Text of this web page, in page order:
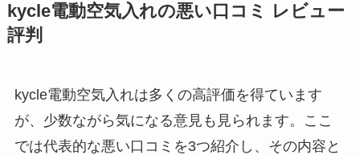
kycle電動空気入れの悪い口コミ レビュー
評判
kycle電動空気入れは多くの高評価を得ています
が、少数ながら気になる意見も見られます。ここ
では代表的な悪い口コミを3つ紹介し、その内容と